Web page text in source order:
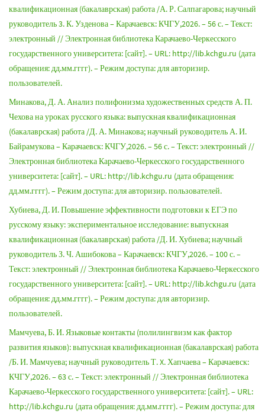
квалификационная (бакалаврская) работа /А. Р. Салпагарова; научный
руководитель 3. К. Узденова – Карачаевск: КЧГУ,2026. – 56 с. – Текст:
электронный // Электронная библиотека Карачаево-Черкесского
государственного университета: [сайт]. – URL: http://lib.kchgu.ru (дата
обращения: дд.мм.гггг). – Режим доступа: для авторизир.
пользователей.
Минакова, Д. А. Анализ полифонизма художественных средств А. П.
Чехова на уроках русского языка: выпускная квалификационная
(бакалаврская) работа /Д. А. Минакова; научный руководитель А. И.
Байрамукова – Карачаевск: КЧГУ,2026. – 56 с. – Текст: электронный //
Электронная библиотека Карачаево-Черкесского государственного
университета: [сайт]. – URL: http://lib.kchgu.ru (дата обращения:
дд.мм.гггг). – Режим доступа: для авторизир. пользователей.
Хубиева, Д. И. Повышение эффективности подготовки к ЕГЭ по
русскому языку: экспериментальное исследование: выпускная
квалификационная (бакалаврская) работа /Д. И. Хубиева; научный
руководитель З. Ч. Ашибокова – Карачаевск: КЧГУ,2026. – 100 с. –
Текст: электронный // Электронная библиотека Карачаево-Черкесского
государственного университета: [сайт]. – URL: http://lib.kchgu.ru (дата
обращения: дд.мм.гггг). – Режим доступа: для авторизир.
пользователей.
Мамчуева, Б. И. Языковые контакты (полилингвизм как фактор
развития языков): выпускная квалификационная (бакалаврская) работа
/Б. И. Мамчуева; научный руководитель Т. X. Хапчаева – Карачаевск:
КЧГУ,2026. – 63 с. – Текст: электронный // Электронная библиотека
Карачаево-Черкесского государственного университета: [сайт]. – URL:
http://lib.kchgu.ru (дата обращения: дд.мм.гггг). – Режим доступа: для